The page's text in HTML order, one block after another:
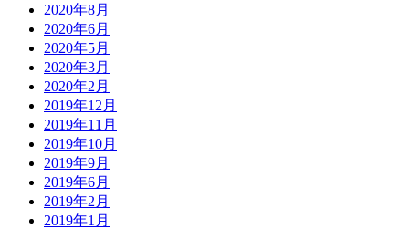
2020年8月
2020年6月
2020年5月
2020年3月
2020年2月
2019年12月
2019年11月
2019年10月
2019年9月
2019年6月
2019年2月
2019年1月